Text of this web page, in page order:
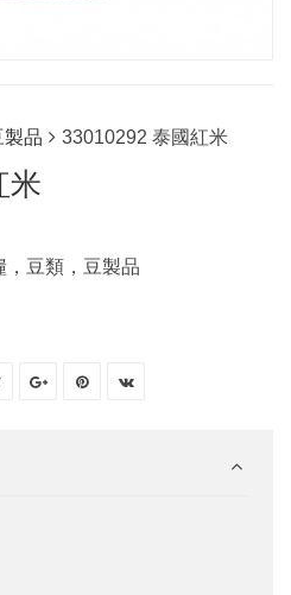
製品 33010292 泰國紅米
米
，豆類，豆製品